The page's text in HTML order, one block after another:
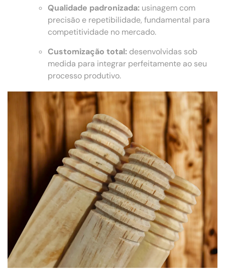
Qualidade padronizada: usinagem com
precisão e repetibilidade, fundamental para
competitividade no mercado.
Customização total: desenvolvidas sob
medida para integrar perfeitamente ao seu
processo produtivo.